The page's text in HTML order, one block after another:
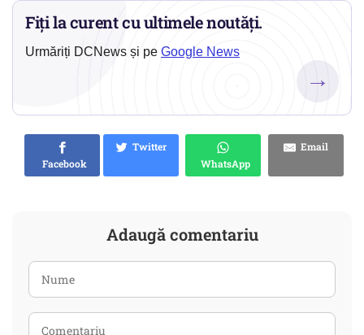
Fiți la curent cu ultimele noutăți.
Urmăriți DCNews și pe Google News
→
Facebook
Twitter
WhatsApp
Email
Adaugă comentariu